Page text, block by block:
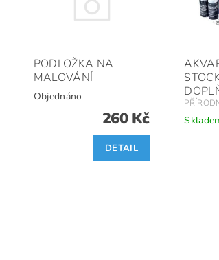
PODLOŽKA NA
MALOVÁNÍ
Objednáno
260 Kč
DETAIL